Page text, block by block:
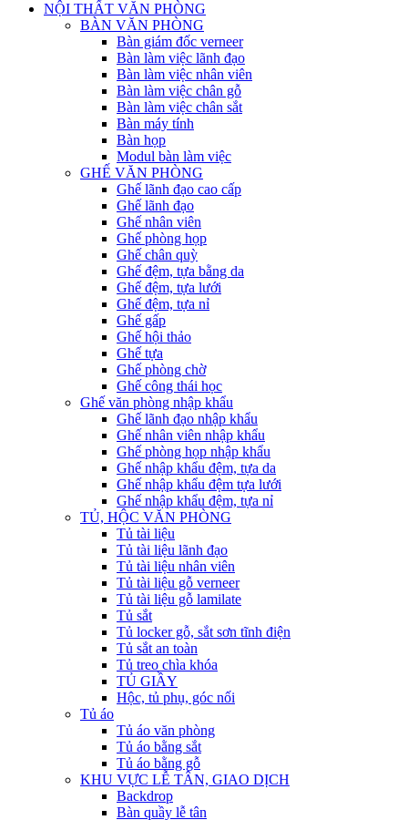
NỘI THẤT VĂN PHÒNG
BÀN VĂN PHÒNG
Bàn giám đốc verneer
Bàn làm việc lãnh đạo
Bàn làm việc nhân viên
Bàn làm việc chân gỗ
Bàn làm việc chân sắt
Bàn máy tính
Bàn họp
Modul bàn làm việc
GHẾ VĂN PHÒNG
Ghế lãnh đạo cao cấp
Ghế lãnh đạo
Ghế nhân viên
Ghế phòng họp
Ghế chân quỳ
Ghế đệm, tựa bằng da
Ghế đệm, tựa lưới
Ghế đệm, tựa nỉ
Ghế gấp
Ghế hội thảo
Ghế tựa
Ghế phòng chờ
Ghế công thái học
Ghế văn phòng nhập khẩu
Ghế lãnh đạo nhập khẩu
Ghế nhân viên nhập khẩu
Ghế phòng họp nhập khẩu
Ghế nhập khẩu đệm, tựa da
Ghế nhập khẩu đệm tựa lưới
Ghế nhập khẩu đệm, tựa nỉ
TỦ, HỘC VĂN PHÒNG
Tủ tài liệu
Tủ tài liệu lãnh đạo
Tủ tài liệu nhân viên
Tủ tài liệu gỗ verneer
Tủ tài liệu gỗ lamilate
Tủ sắt
Tủ locker gỗ, sắt sơn tĩnh điện
Tủ sắt an toàn
Tủ treo chìa khóa
TỦ GIẦY
Hộc, tủ phụ, góc nối
Tủ áo
Tủ áo văn phòng
Tủ áo bằng sắt
Tủ áo bằng gỗ
KHU VỰC LỄ TÂN, GIAO DỊCH
Backdrop
Bàn quầy lễ tân